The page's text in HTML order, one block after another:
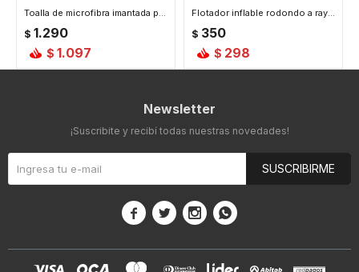
Toalla de microfibra imantada para playa o picnic - Naranja
$ 1.290
$ 1.097
Flotador inflable rodondo a rayas - Rosa
$ 350
$ 298
Newsletter
¡Suscribite y recibí todas nuestras novedades!
SUSCRIBIRME
   